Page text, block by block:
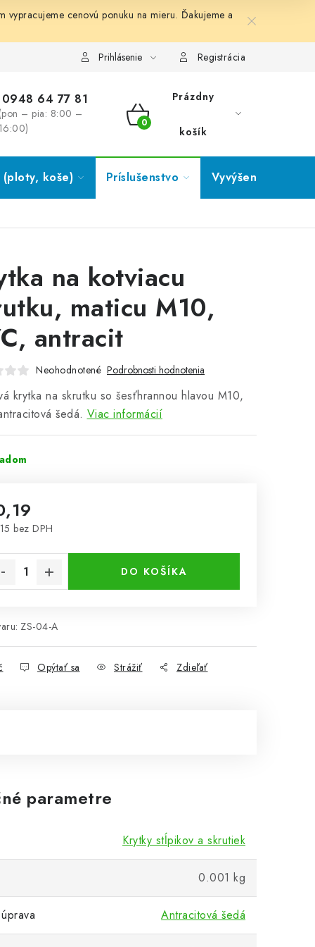
vypracujeme cenovú ponuku na mieru. Ďakujeme a
Prihlásenie Registrácia
64 77 81
– pia: 8:00 –
NÁKUPNÝ
Prázdny
košík
koše) Príslušenstvo Vyvýšené záhony
na kotviacu
maticu M10,
antracit
Neohodnotené Podrobnosti hodnotenia
krytka na skrutku so šesťhrannou hlavou M10,
šedá. Viac informácií
bez DPH
DO KOŠÍKA
ZS-04-A
Opýtať sa Strážiť Zdieľať
parametre
Krytky stĺpikov a skrutiek
0.001 kg
Antracitová šedá